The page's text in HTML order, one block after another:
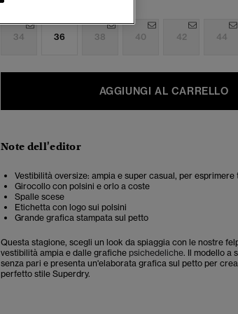
Seleziona Taglia:
34 36 38 40 42 44
AGGIUNGI AL CARRELLO
Note dell'editor
Vestibilità oversize: ampia e super casual, per
Girocollo con polsini e orlo a coste
Spalle scese
Etichetta con logo sui polsini
Grande grafica stampata sul petto
Questa stagione, scegli un look da spiaggia con le nostre
vestibilità ampia e dalle grafiche psichedeliche. Il modello a
senza pari e presenta un'elaborata grafica sul petto per
perfetto stile Superdry.